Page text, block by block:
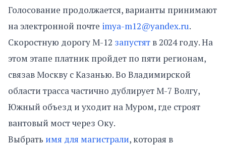
Голосование продолжается, варианты принимают
на электронной почте imya-m12@yandex.ru.
Скоростную дорогу М-12 запустят в 2024 году. На
этом этапе платник пройдет по пяти регионам,
связав Москву с Казанью. Во Владимирской
области трасса частично дублирует М-7 Волгу,
Южный объезд и уходит на Муром, где строят
вантовый мост через Оку.
Выбрать имя для магистрали, которая в